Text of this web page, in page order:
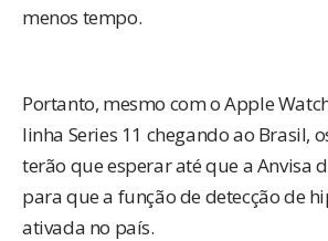
menos tempo.
Portanto, mesmo com o Apple
linha Series 11 chegando ao Brasil,
terão que esperar até que a Anvisa
para que a função de detecção de
ativada no país.